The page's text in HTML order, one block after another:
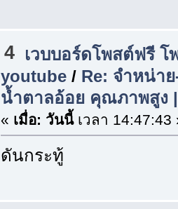
4 เวบบอร์ดโพสต์ฟรี โ
youtube/ Re: จำหน่า
น้ำตาลอ้อย คุณภาพสูง
« เมื่อ: วันนี้เวลา 14:47:43
ดันกระทู้